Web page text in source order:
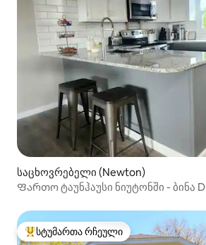
საცხოვრებელი (Newton)
Ფართო ტაუნჰაუსი ნიუტონში - ბინა D
სტუმართა რჩეული მოწინავე ვარიანტი
სტუმართა რჩეული